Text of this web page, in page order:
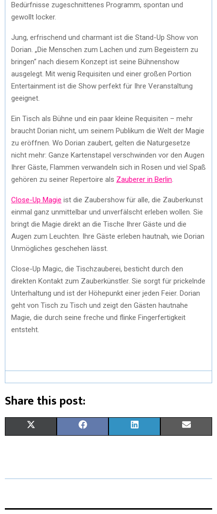
Bedürfnisse zugeschnittenes Programm, spontan und
gewollt locker.
Jung, erfrischend und charmant ist die Stand-Up Show von
Dorian. „Die Menschen zum Lachen und zum Begeistern zu
bringen“ nach diesem Konzept ist seine Bühnenshow
ausgelegt. Mit wenig Requisiten und einer großen Portion
Entertainment ist die Show perfekt für Ihre Veranstaltung
geeignet.
Ein Tisch als Bühne und ein paar kleine Requisiten – mehr
braucht Dorian nicht, um seinem Publikum die Welt der Magie
zu eröffnen. Wo Dorian zaubert, gelten die Naturgesetze
nicht mehr: Ganze Kartenstapel verschwinden vor den Augen
Ihrer Gäste, Flammen verwandeln sich in Rosen und viel Spaß
gehören zu seiner Repertoire als Zauberer in Berlin
Close-Up Magie ist die Zaubershow für alle, die Zauberkunst
einmal ganz unmittelbar und unverfälscht erleben wollen. Sie
bringt die Magie direkt an die Tische Ihrer Gäste und die
Augen zum Leuchten. Ihre Gäste erleben hautnah, wie Dorian
Unmögliches geschehen lässt.
Close-Up Magic, die Tischzauberei, besticht durch den
direkten Kontakt zum Zauberkünstler. Sie sorgt für prickelnde
Unterhaltung und ist der Höhepunkt einer jeden Feier. Dorian
geht von Tisch zu Tisch und zeigt den Gästen hautnahe
Magie, die durch seine freche und flinke Fingerfertigkeit
entsteht.
Share this post:
W E K I